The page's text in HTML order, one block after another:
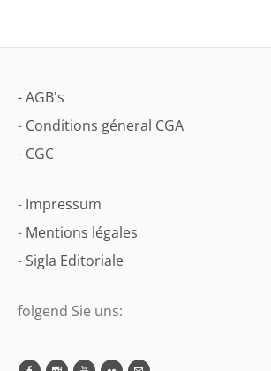
- AGB's
- Conditions géneral CGA
- CGC
- Impressum
- Mentions légales
-Sigla Editoriale
folgend Sie uns: